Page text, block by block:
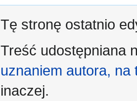
Tę stronę ostatnio
Treść udostępniana
uznaniem autora,
inaczej.